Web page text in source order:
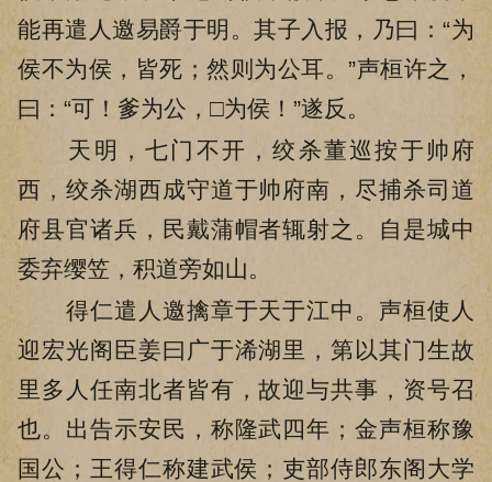
能再遣人邀易爵于明。其子入报，乃曰：“为
侯不为侯，皆死；然则为公耳。”声桓许之，
曰：“可！爹为公，□为侯！”遂反。
天明，七门不开，绞杀董巡按于帅府
西，绞杀湖西成守道于帅府南，尽捕杀司道
府县官诸兵，民戴蒲帽者辄射之。自是城中
委弃缨笠，积道旁如山。
得仁遣人邀擒章于天于江中。声桓使人
迎宏光阁臣姜曰广于浠湖里，第以其门生故
里多人任南北者皆有，故迎与共事，资号召
也。出告示安民，称隆武四年；金声桓称豫
国公；王得仁称建武侯；吏部侍郎东阁大学